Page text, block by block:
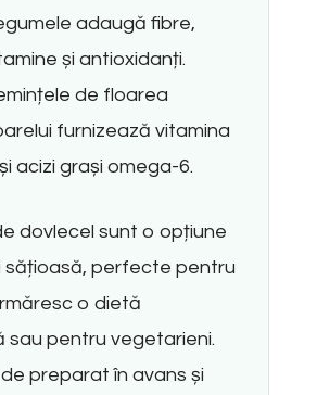
adaugă fibre,
și antioxidanți.
de floarea
furnizează vitamina
și acizi grași omega-6.
dovlecel sunt o opțiune
sățioasă, perfecte pentru
o dietă
sau pentru vegetarieni.
preparat în avans și